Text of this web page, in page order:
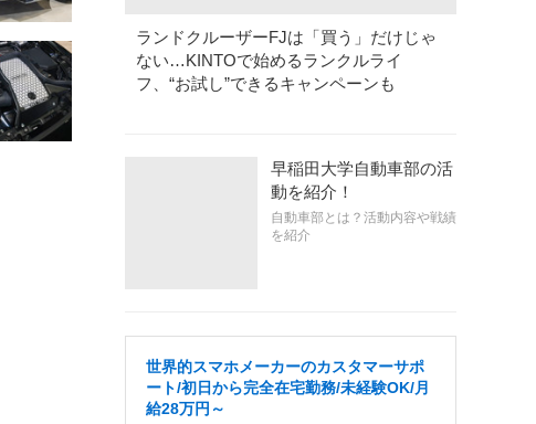
ランドクルーザーFJは「買う」だけじゃ
ない…KINTOで始めるランクルライ
フ、“お試し”できるキャンペーンも
早稲田大学自動車部の活
動を紹介！
自動車部とは？活動内容や戦績
を紹介
世界的スマホメーカーのカスタマーサポ
ート/初日から完全在宅勤務/未経験OK/月
給28万円～